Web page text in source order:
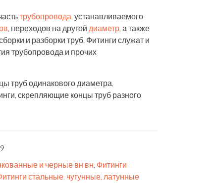
трубопровода, устанавливаемого
, переходов на другой диаметр, а также
и разборки труб. Фитинги служат и
трубопровода и прочих
труб одинакового диаметра,
скрепляющие концы труб разного
и черные вн вн, Фитинги
стальные, чугунные, латунные